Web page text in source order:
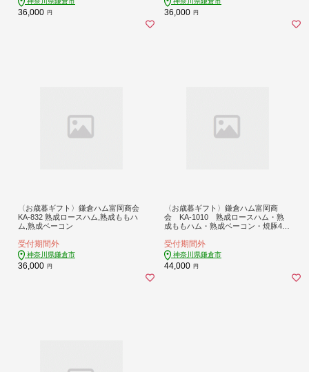
36,000 円 36,000 円
〈お歳暮ギフト〉鎌倉ハム富岡商会
KA-832 熟成ロースハム,熟成ももハ
ム,熟成ベーコン
受付期間外
神奈川県鎌倉市
36,000 円
〈お歳暮ギフト〉鎌倉ハム富岡商
会 KA-1010 熟成ロースハム・熟
成ももハム・熟成ベーコン・焼豚4本
受付期間外
神奈川県鎌倉市
44,000 円